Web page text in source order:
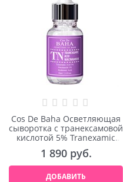
Cos De Baha Осветляющая
сыворотка с транексамовой
кислотой 5% Tranexamic
Serum 30ml
1 890 руб.
ДОБАВИТЬ